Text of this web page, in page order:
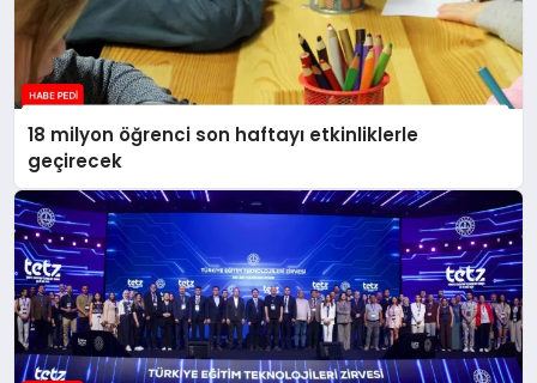
18 milyon öğrenci son haftayı etkinliklerle
geçirecek